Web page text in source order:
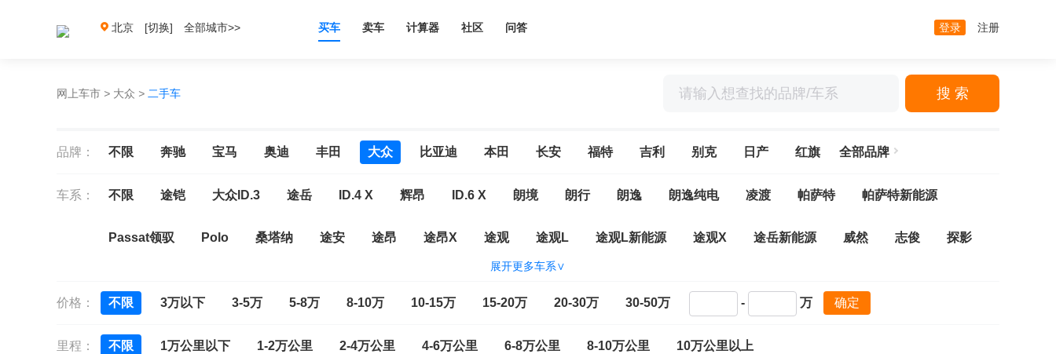
北京 [切换] 全部城市>> 买车 卖车 计算器 社区 问答 登录 注册
网上车市 > 大众 > 二手车 搜 索
品牌： 不限 奔驰 宝马 奥迪 丰田 大众 比亚迪 本田 长安 福特 吉利 别克 日产 红旗 全部品牌
车系： 不限 途铠 大众ID.3 途岳 ID.4 X 辉昂 ID.6 X 朗境 朗行 朗逸 朗逸纯电 凌渡 帕萨特 帕萨特新能源
Passat领驭 Polo 桑塔纳 途安 途昂 途昂X 途观 途观L 途观L新能源 途观X 途岳新能源 威然 志俊 探影
展开更多车系∨
价格： 不限 3万以下 3-5万 5-8万 8-10万 10-15万 15-20万 20-30万 30-50万 - 万 确定
里程： 不限 1万公里以下 1-2万公里 2-4万公里 4-6万公里 6-8万公里 8-10万公里 10万公里以上